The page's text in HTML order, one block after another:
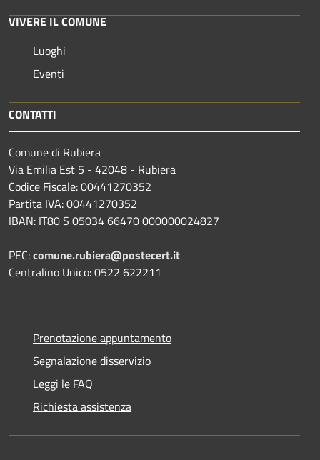
VIVERE IL COMUNE
Luoghi
Eventi
CONTATTI
Comune di Rubiera
Via Emilia Est 5 - 42048 - Rubiera
Codice Fiscale: 00441270352
Partita IVA: 00441270352
IBAN: IT80 S 05034 66470 000000024827
PEC:comune.rubiera@postecert.it
Centralino Unico: 0522 622211
Prenotazione appuntamento
Segnalazione disservizio
Leggi le FAQ
Richiesta assistenza